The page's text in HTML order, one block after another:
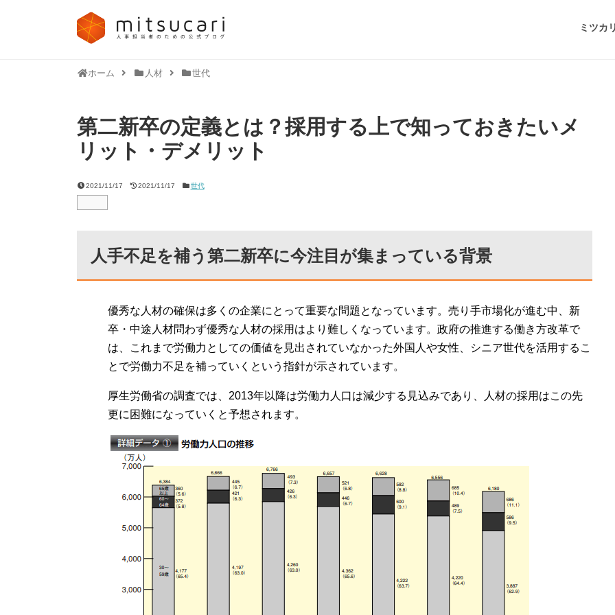
ミツカ
ホーム 人材 世代
第二新卒の定義とは？採用する上で知っておきたいメ
リット・デメリット
2021/11/17 2021/11/17 世代
人手不足を補う第二新卒に今注目が集まっている背景
優秀な人材の確保は多くの企業にとって重要な問題となっています。売り手市場化が進む中、新
卒・中途人材問わず優秀な人材の採用はより難しくなっています。政府の推進する働き方改革で
は、これまで労働力としての価値を見出されていなかった外国人や女性、シニア世代を活用するこ
とで労働力不足を補っていくという指針が示されています。
厚生労働省の調査では、2013年以降は労働力人口は減少する見込みであり、人材の採用はこの先
更に困難になっていくと予想されます。